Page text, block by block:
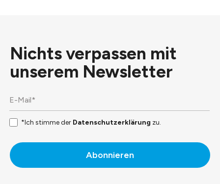
Nichts verpassen mit
unserem Newsletter
*Ich stimme der Datenschutzerklärung zu.
Abonnieren